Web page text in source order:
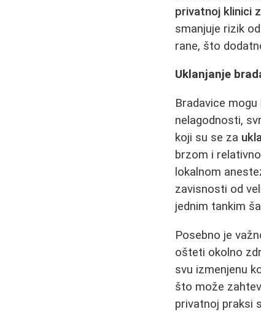
privatnoj klinici
smanjuje rizik
rane, što
Uklanjanje
Bradavice
nelagodnosti,
koji su se za
brzom i
lokalnom
zavisnosti od
jednim tankim
Posebno je
ošteti okolno
svu izmenjenu
što može
privatnoj praksi